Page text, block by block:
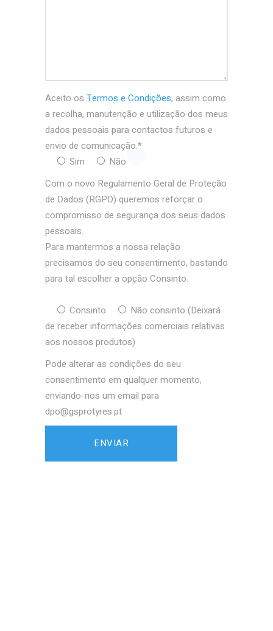
Aceito os Termos e Condições, assim como
a recolha, manutenção e utilização dos meus
dados pessoais para contactos futuros e
envio de comunicação.*
Sim
Não
Com o novo Regulamento Geral de Proteção
de Dados (RGPD) queremos reforçar o
compromisso de segurança dos seus dados
pessoais.
Para mantermos a nossa relação
precisamos do seu consentimento, bastando
para tal escolher a opção Consinto.
Consinto Não consinto (Deixará
de receber informações comerciais relativas
aos nossos produtos)
Pode alterar as condições do seu
consentimento em qualquer momento,
enviando-nos um email para
dpo@gsprotyres.pt